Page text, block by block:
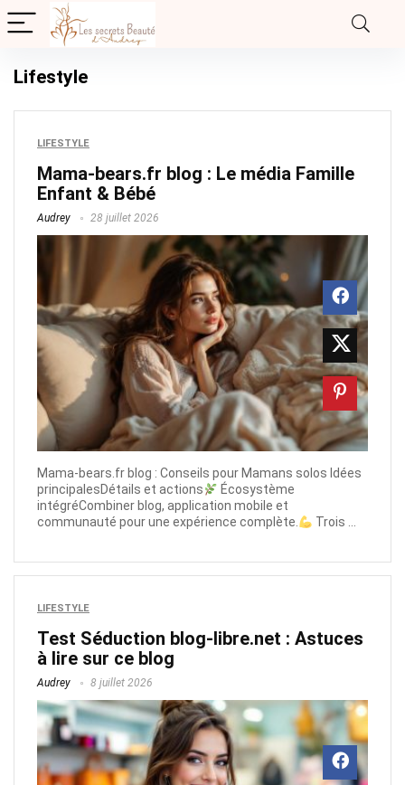
Lifestyle
LIFESTYLE
Mama-bears.fr blog : Le média Famille
Enfant & Bébé
Audrey 28 juillet 2026
Mama-bears.fr blog : Conseils pour Mamans solos Idées
principalesDétails et actions
Écosystème
intégréCombiner blog, application mobile et
communauté pour une expérience complète.
Trois ...
LIFESTYLE
Test Séduction blog-libre.net​ : Astuces
à lire sur ce blog
Audrey 8 juillet 2026